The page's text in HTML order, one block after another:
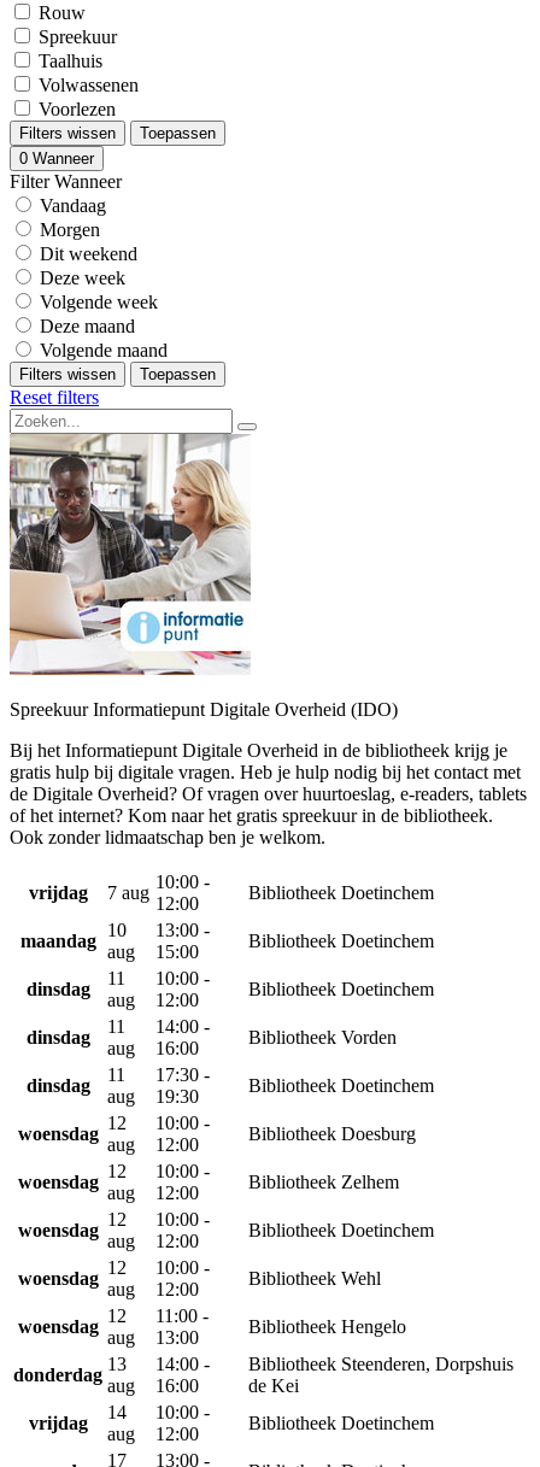
Rouw
Spreekuur
Taalhuis
Volwassenen
Voorlezen
Filters wissen
Toepassen
0 Wanneer
Filter Wanneer
Vandaag
Morgen
Dit weekend
Deze week
Volgende week
Deze maand
Volgende maand
Filters wissen Toepassen
Reset filters
Spreekuur Informatiepunt Digitale Overheid (IDO)
Bij het Informatiepunt Digitale Overheid in de bibliotheek krijg je
gratis hulp bij digitale vragen. Heb je hulp nodig bij het contact met
de Digitale Overheid? Of vragen over huurtoeslag, e-readers, tablets
of het internet? Kom naar het gratis spreekuur in de bibliotheek.
Ook zonder lidmaatschap ben je welkom.
vrijdag 7 aug
10:00 -
12:00
Bibliotheek Doetinchem
maandag
10
aug
13:00 -
15:00
Bibliotheek Doetinchem
dinsdag
11
aug
10:00 -
12:00
Bibliotheek Doetinchem
dinsdag
11
aug
14:00 -
16:00
Bibliotheek Vorden
dinsdag
11
aug
17:30 -
19:30
Bibliotheek Doetinchem
woensdag
12
aug
10:00 -
12:00
Bibliotheek Doesburg
woensdag
12
aug
10:00 -
12:00
Bibliotheek Zelhem
woensdag
12
aug
10:00 -
12:00
Bibliotheek Doetinchem
woensdag
12
aug
10:00 -
12:00
Bibliotheek Wehl
woensdag
12
aug
11:00 -
13:00
Bibliotheek Hengelo
donderdag
13
aug
14:00 -
16:00
Bibliotheek Steenderen, Dorpshuis
de Kei
vrijdag
14
aug
10:00 -
12:00
Bibliotheek Doetinchem
17 13:00 -